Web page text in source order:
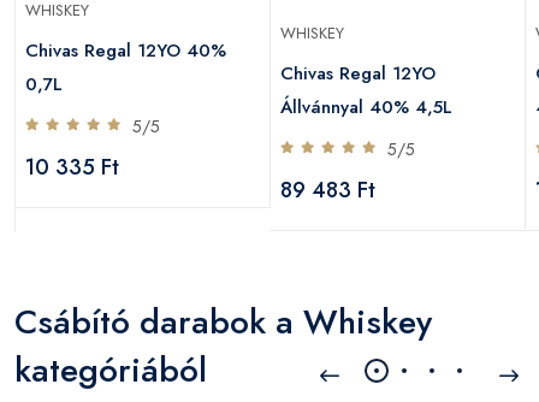
WHISKEY
Chivas Regal 12YO 40%
0,7L
5/5
10 335 Ft
WHISKEY
Chivas Regal 12YO
Állvánnyal 40% 4,5L
5/5
89 483 Ft
Csábító darabok a Whiskey
kategóriából